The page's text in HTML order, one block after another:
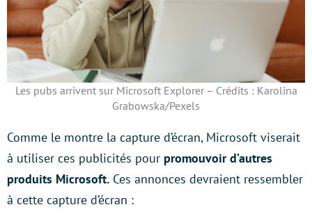
Les pubs arrivent sur Microsoft Explorer – Crédits : Karolina
Grabowska/Pexels
Comme le montre la capture d’écran, Microsoft viserait
à utiliser ces publicités pour promouvoir d’autres
produits Microsoft. Ces annonces devraient ressembler
à cette capture d’écran :